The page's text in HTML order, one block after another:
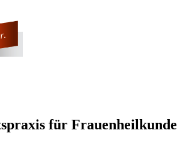
für Frauenheilkunde